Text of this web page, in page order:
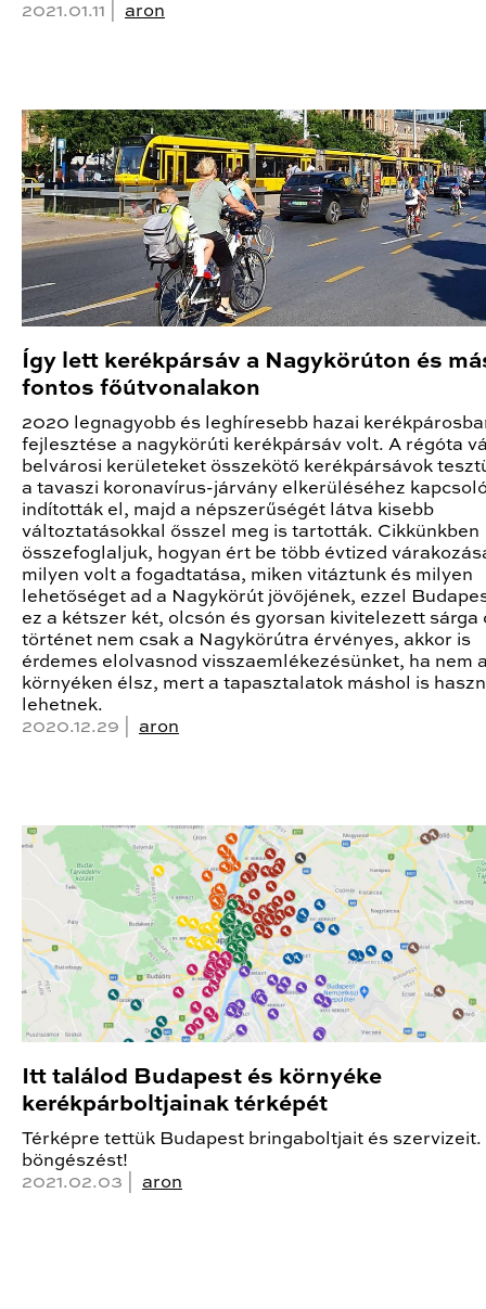
2021.01.11 | aron
Így lett kerékpársáv a Nagykörúton és
fontos főútvonalakon
2020 legnagyobb és leghíresebb hazai
fejlesztése a nagykörúti kerékpársáv volt. A régóta
belvárosi kerületeket összekötő kerékpársávok
a tavaszi koronavírus-járvány elkerüléséhez
indították el, majd a népszerűségét látva kisebb
változtatásokkal ősszel meg is tartották. Cikkünkben
összefoglaljuk, hogyan ért be több évtized
milyen volt a fogadtatása, miken vitáztunk és milyen
lehetőséget ad a Nagykörút jövőjének, ezzel
ez a kétszer két, olcsón és gyorsan kivitelezett sárga
történet nem csak a Nagykörútra érvényes, akkor is
érdemes elolvasnod visszaemlékezésünket, ha nem
környéken élsz, mert a tapasztalatok máshol is
lehetnek.
2020.12.29 | aron
Itt találod Budapest és környéke
kerékpárboltjainak térképét
Térképre tettük Budapest bringaboltjait és szervizeit.
böngészést!
2021.02.03 | aron